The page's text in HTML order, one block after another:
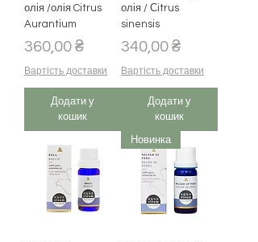
олія /олія Citrus
Aurantium
Ціна
360,00 ₴
Вартість доставки
Додати у
кошик
олія / Сitrus
sinensis
Ціна
340,00 ₴
Вартість доставки
Додати у
кошик
Новинка